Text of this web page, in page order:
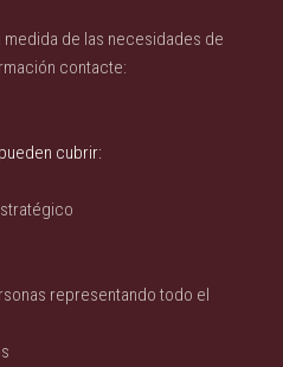
de las necesidades de
contacte:
cubrir:
representando todo el